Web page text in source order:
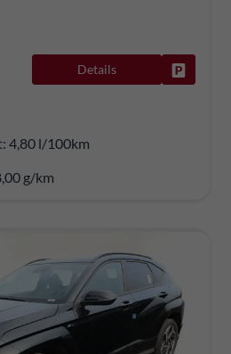
Details
4,80 l/100km
g/km